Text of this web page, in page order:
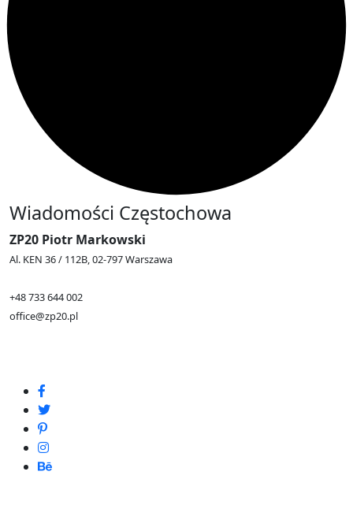
Wiadomości Częstochowa
ZP20 Piotr Markowski
Al. KEN 36 / 112B, 02-797 Warszawa
+48 733 644 002
office@zp20.pl